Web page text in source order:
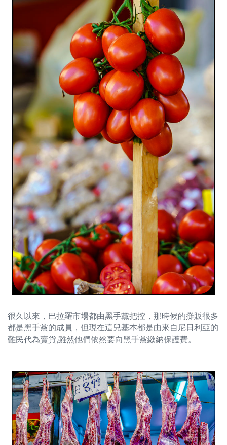
很久以來，巴拉羅市場都由黑手黨把控，那時候的攤販很多
都是黑手黨的成員，但現在這兒基本都是由來自尼日利亞的
難民代為賣貨,雖然他們依然要向黑手黨繳納保護費。